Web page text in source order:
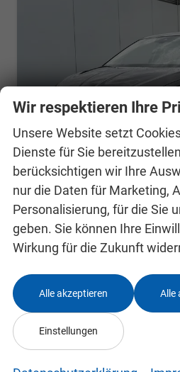
Skoda Fabia
Selection
unverbindliche Lieferzeit: SOFORT
Fahrzeugnr. 24993096 Getriebe
Kraftstoff Benzin Außenfarbe
Leistung 85 kW (116 PS) Kilometerstand
10.09.2025
Wir respektieren Ihre
Unsere Website setzt
Dienste für Sie
berücksichtigen wir Ihre
nur die Daten für Marketing,
Personalisierung, für die Sie
geben. Sie können Ihre
Wirkung für die Zukunft
Alle akzeptieren Alle
Einstellungen